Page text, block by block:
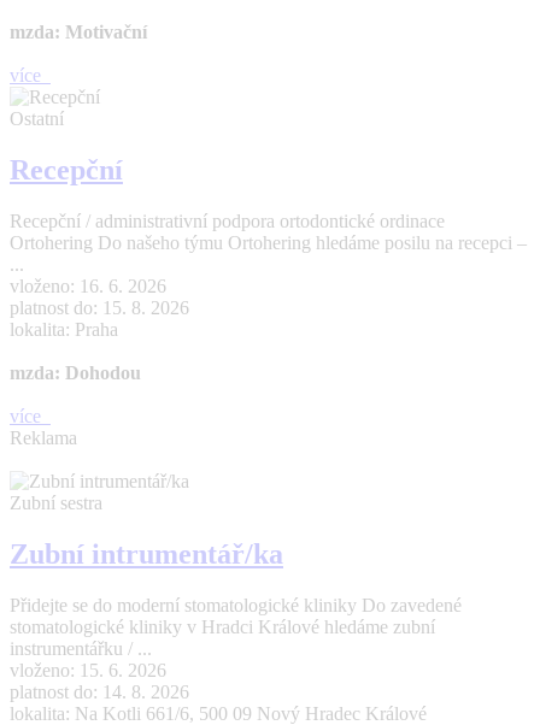
mzda: Motivační
více
Ostatní
Recepční
Recepční / administrativní podpora ortodontické ordinace
Ortohering Do našeho týmu Ortohering hledáme posilu na recepci –
...
vloženo: 16. 6. 2026
platnost do: 15. 8. 2026
lokalita: Praha
mzda: Dohodou
více
Reklama
Zubní sestra
Zubní intrumentář/ka
Přidejte se do moderní stomatologické kliniky Do zavedené
stomatologické kliniky v Hradci Králové hledáme zubní
instrumentářku / ...
vloženo: 15. 6. 2026
platnost do: 14. 8. 2026
lokalita: Na Kotli 661/6, 500 09 Nový Hradec Králové